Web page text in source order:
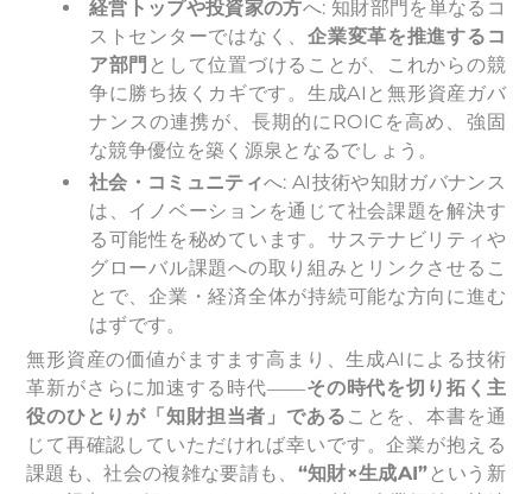
経営トップや投資家の方へ: 知財部門を単なるコ
ストセンターではなく、企業変革を推進するコ
ア部門 として位置づけることが、これからの競
争に勝ち抜くカギです。生成AIと無形資産ガバ
ナンスの連携が、長期的にROICを高め、強固
な競争優位を築く源泉となるでしょう。
社会・コミュニティへ: AI技術や知財ガバナンス
は、イノベーションを通じて社会課題を解決す
る可能性を秘めています。サステナビリティや
グローバル課題への取り組みとリンクさせるこ
とで、企業・経済全体が持続可能な方向に進む
はずです。
無形資産の価値がますます高まり、生成AIによる技術
革新がさらに加速する時代――その時代を切り拓く主
役のひとりが「知財担当者」である ことを、本書を通
じて再確認していただければ幸いです。企業が抱える
課題も、社会の複雑な要請も、 “知財×生成AI” という新